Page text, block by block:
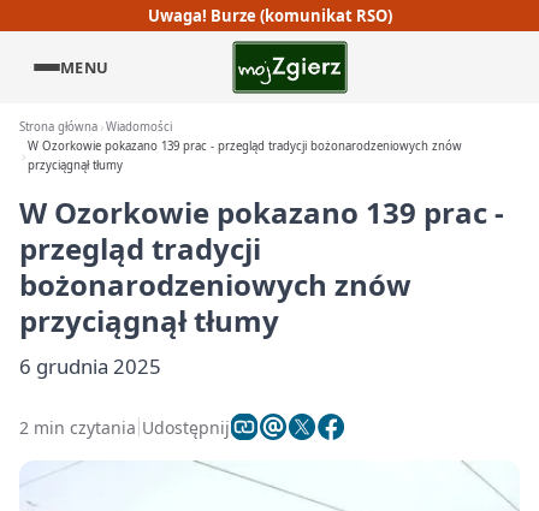
Uwaga! Burze (komunikat RSO)
MENU
Strona główna Wiadomości
W Ozorkowie pokazano 139 prac - przegląd tradycji bożonarodzeniowych znów
przyciągnął tłumy
W Ozorkowie pokazano 139 prac -
przegląd tradycji
bożonarodzeniowych znów
przyciągnął tłumy
6 grudnia 2025
2 min czytania Udostępnij